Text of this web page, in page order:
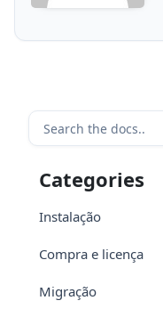
Categories
Instalação
Compra e licença
Migração